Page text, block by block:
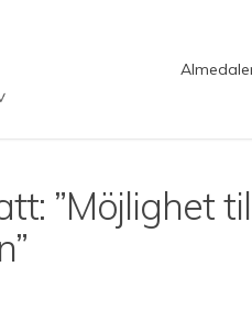
”Möjlighet